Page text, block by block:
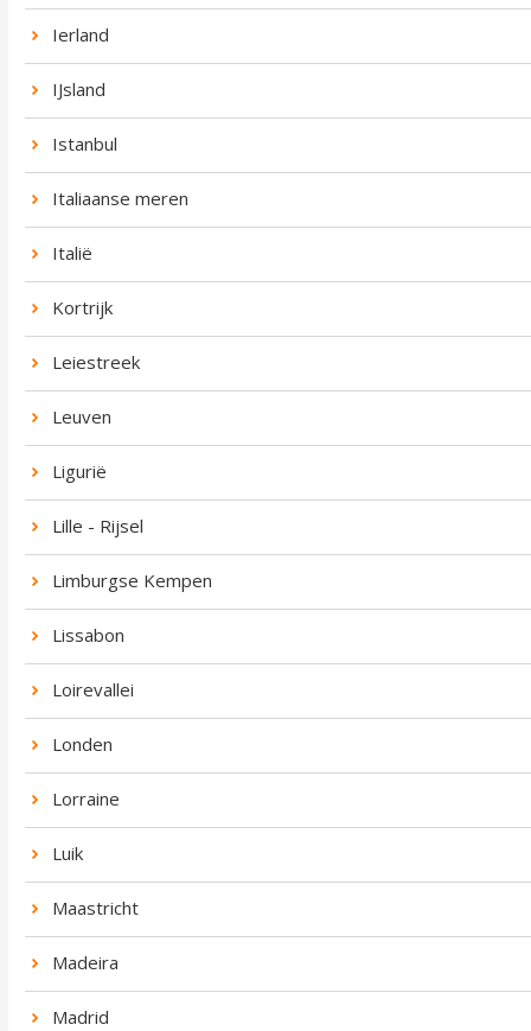
Ierland
IJsland
Istanbul
Italiaanse meren
Italië
Kortrijk
Leiestreek
Leuven
Ligurië
Lille - Rijsel
Limburgse Kempen
Lissabon
Loirevallei
Londen
Lorraine
Luik
Maastricht
Madeira
Madrid